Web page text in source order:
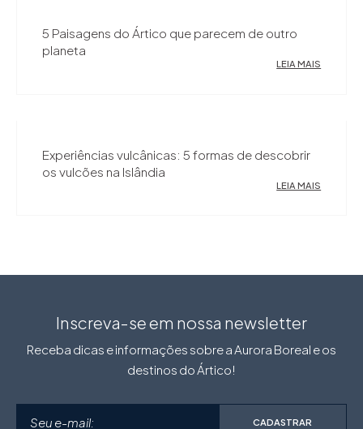
5 Paisagens do Ártico que parecem de outro
planeta
LEIA MAIS
Experiências vulcânicas: 5 formas de descobrir
os vulcões na Islândia
LEIA MAIS
Inscreva-se em nossa newsletter
Receba dicas e informações sobre a Aurora Boreal e os
destinos do Ártico!
CADASTRAR